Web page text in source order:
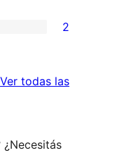
2
Ver todas lasreseñas
¿Necesitás